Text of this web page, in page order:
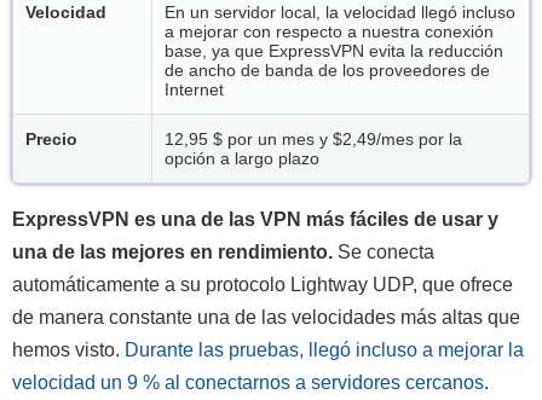
Velocidad
En un servidor local, la velocidad llegó incluso
a mejorar con respecto a nuestra conexión
base, ya que ExpressVPN evita la reducción
de ancho de banda de los proveedores de
Internet
Precio 12,95 $ por un mes y $2,49/mes por la
opción a largo plazo
ExpressVPN es una de las VPN más fáciles de usar y
una de las mejores en rendimiento. Se conecta
automáticamente a su protocolo Lightway UDP, que ofrece
de manera constante una de las velocidades más altas que
hemos visto. Durante las pruebas, llegó incluso a mejorar la
velocidad un 9 % al conectarnos a servidores cercanos.